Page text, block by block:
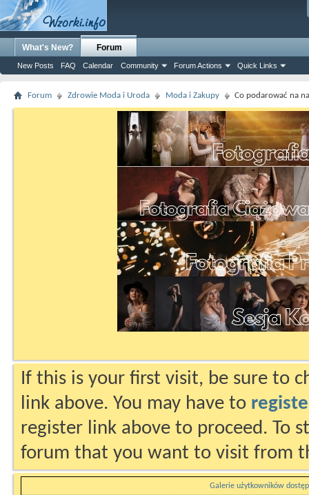
What's New? Forum
New Posts FAQ Calendar Community Forum Actions Quick Links
Forum Zdrowie Moda i Uroda Moda i Zakupy Co podarować na
If this is your first visit, be sure to
link above. You may have to
register link above to proceed. To
forum that you want to visit from
Galerie użytkowników